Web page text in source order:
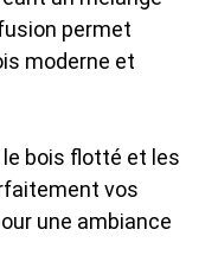
permet
moderne et
bois flotté et les
vos
une ambiance